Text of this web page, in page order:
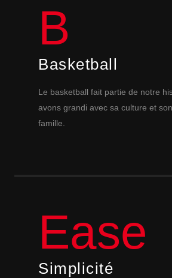
B
Basketball
Le basketball fait partie de notre
avons grandi avec sa culture et
famille.
Ease
Simplicité